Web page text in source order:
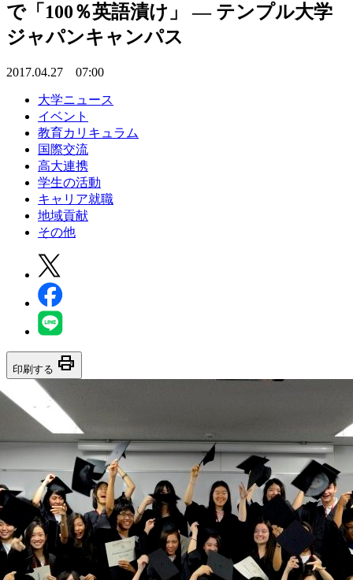
で「100％英語漬け」 — テンプル大学
ジャパンキャンパス
2017.04.27 07:00
大学ニュース
イベント
教育カリキュラム
国際交流
高大連携
学生の活動
キャリア就職
地域貢献
その他
印刷する print